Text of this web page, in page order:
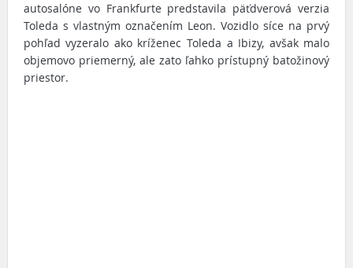
autosalóne vo Frankfurte predstavila päťdverová verzia
Toleda s vlastným označením Leon. Vozidlo síce na prvý
pohľad vyzeralo ako kríženec Toleda a Ibizy, avšak malo
objemovo priemerný, ale zato ľahko prístupný batožinový
priestor.